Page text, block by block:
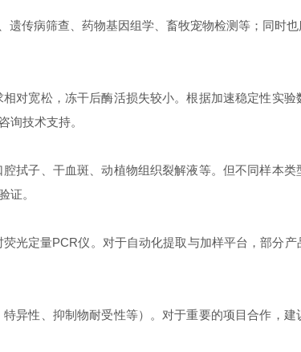
传病筛查、药物基因组学、畜牧宠物检测等；同时
对宽松，冻干后酶活损失较小。根据加速稳定性实
询技术支持。
拭子、干血斑、动植物组织裂解液等。但不同样本
证。
光定量PCR仪。对于自动化提取与加样平台，部分
异性、抑制物耐受性等）。对于重要的项目合作，